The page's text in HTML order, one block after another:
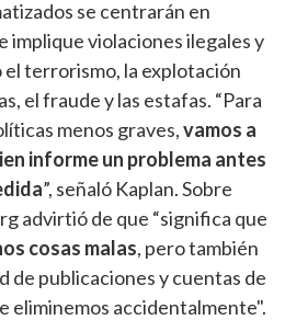
se centrarán en
violaciones ilegales y
el terrorismo, la explotación
el fraude y las estafas. “Para
menos graves,vamos a
informe un problema antes
”, señaló Kaplan. Sobre
advirtió de que “significa que
cosas malas, pero también
de publicaciones y cuentas de
eliminemos accidentalmente".